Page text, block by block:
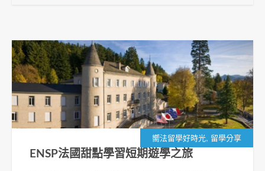
嚮法留學好時光, 留學分享
ENSP法國甜點學習短期遊學之旅